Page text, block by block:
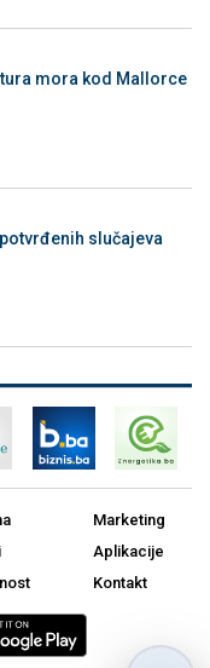
mora kod Mallorce
slučajeva
Marketing
Aplikacije
Kontakt